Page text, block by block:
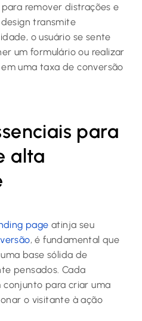
remover distrações e
transmite
o usuário se sente
um formulário ou realizar
uma taxa de conversão
para
alta
page atinja seu
, é fundamental que
base sólida de
pensados. Cada
para criar uma
o visitante à ação